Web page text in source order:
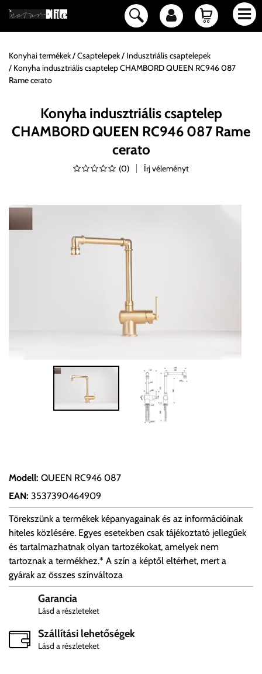
Konyhai termékek Csaptelepek
Indusztriális csaptelepek
Konyha indusztriális csaptelep CHAMBORD QUEEN RC946 087
Rame cerato
Konyha indusztriális csaptelep
CHAMBORD QUEEN RC946 087 Rame
cerato
(0) Írj véleményt
Modell: QUEEN RC946 087
EAN: 3537390464909
Törekszünk a termékek képanyagainak és az információinak
hiteles közlésére. Egyes esetekben csak tájékoztató jellegűek
és tartalmazhatnak olyan tartozékokat, amelyek nem
tartoznak a termékhez.* A szín a képtől eltérhet, mert a
gyárak az összes színváltoza
Garancia
Lásd a részleteket
Szállítási lehetőségek
Lásd a részleteket